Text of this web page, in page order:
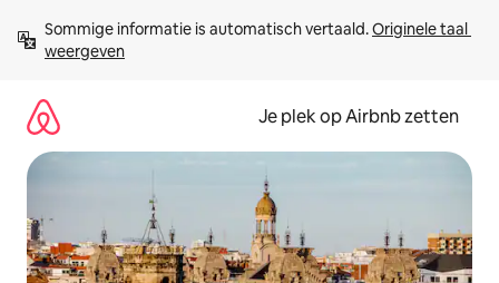
direct
naar
Sommige informatie is automatisch vertaald. Originele taal
weergeven
Je plek op Airbnb zetten